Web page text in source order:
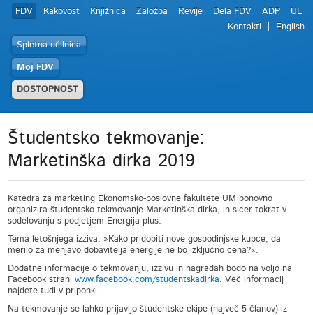
FDV Kakovost Knjižnica Založba Revije Dela FDV ADP
UL
Kontakti
English
Spletna učilnica
Moj FDV
DOSTOPNOST
Študentsko tekmovanje:
Marketinška dirka 2019
Katedra za marketing Ekonomsko-poslovne fakultete UM ponovno
organizira študentsko tekmovanje Marketinška dirka, in sicer tokrat v
sodelovanju s podjetjem Energija plus.
Tema letošnjega izziva: »Kako pridobiti nove gospodinjske kupce, da
merilo za menjavo dobavitelja energije ne bo izključno cena?«.
Dodatne informacije o tekmovanju, izzivu in nagradah bodo na voljo na
Facebook straniwww.facebook.com/studentskadirka. Več informacij
najdete tudi v priponki.
Na tekmovanje se lahko prijavijo študentske ekipe (največ 5 članov) iz